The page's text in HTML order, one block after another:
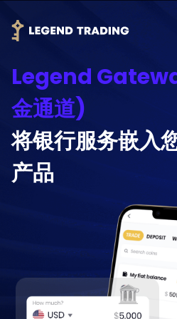
Legend
金通道)
将银行服务嵌入
产品